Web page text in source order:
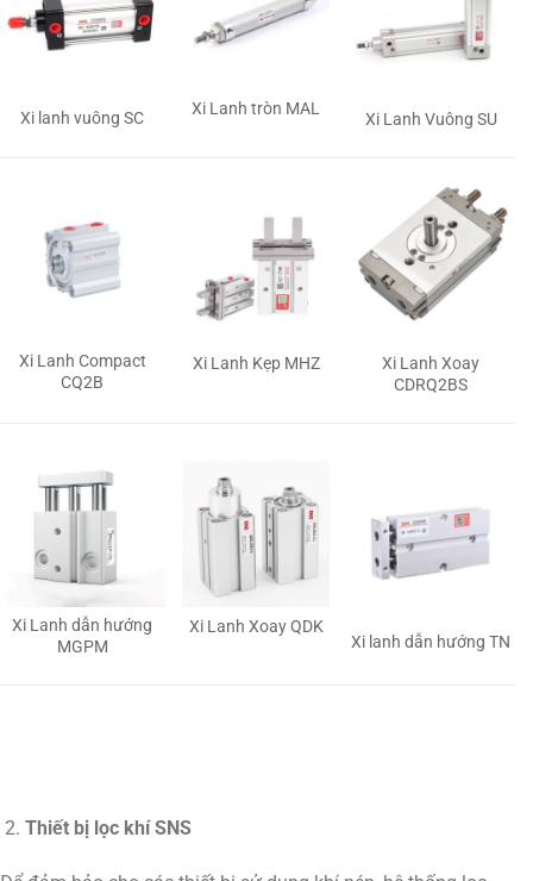
Xi lanh vuông SC Xi Lanh tròn MAL
Xi Lanh Vuông SU
Xi Lanh Compact
CQ2B
Xi Lanh Kẹp MHZ
Xi Lanh Xoay
CDRQ2BS
Xi Lanh dẫn hướng
MGPM
Xi Lanh Xoay QDK
Xi lanh dẫn hướng TN
Thiết bị lọc khí SNS